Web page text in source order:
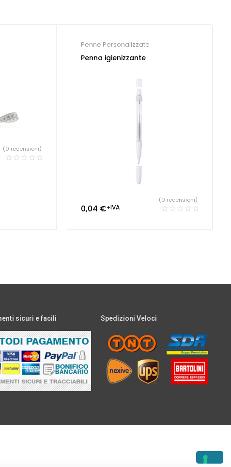
(0 recensioni)
Penne Personalizzate
Penna igienizzante
0,04 €+IVA
(0 recensioni)
sicuri e facili Spedizioni Veloci